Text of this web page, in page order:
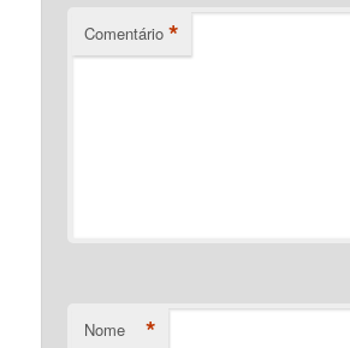
Comentário *
Nome *